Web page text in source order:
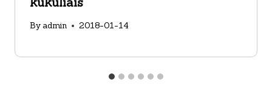
By admin 2018-01-14